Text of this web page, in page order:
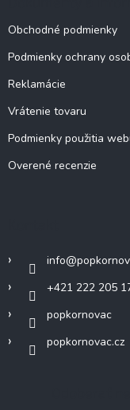
Obchodné podmienky
Podmienky ochrany
Reklamácie
Vrátenie tovaru
Podmienky použitia
Overené recenzie
info@
+421 222 205
popkornovac
popkornovac.cz